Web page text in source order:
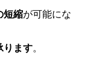
短縮が可能にな
ります。